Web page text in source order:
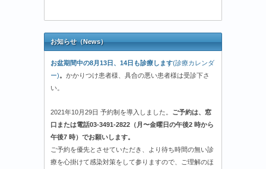
お知らせ（News）
お盆期間中の8月13日、14日も診療します(診療カレンダ
ー)。 かかりつけ患者様、具合の悪い患者様は受診下さ
い。
2021年10月29日 予約制を導入しました。 ご予約は、窓
口または電話03-3491-2822（月〜金曜日の午後2 時から
午後7 時）でお願いします。
ご予約を優先とさせていただき、より待ち時間の無い診
療を心掛けて感染対策をして参りますので、ご理解のほ